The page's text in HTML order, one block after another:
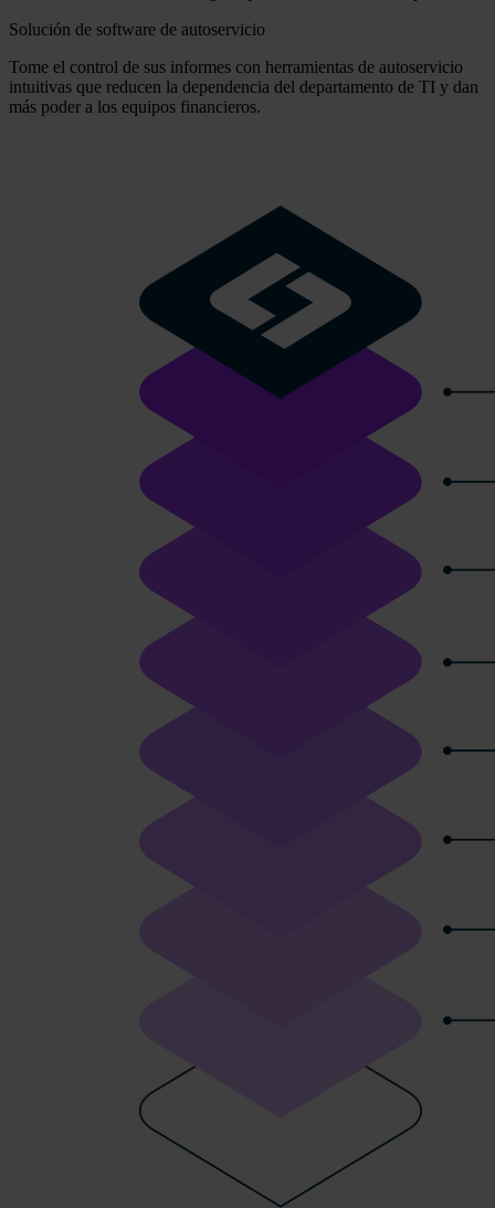
Solución de software de autoservicio
Tome el control de sus informes con herramientas de autoservicio
intuitivas que reducen la dependencia del departamento de TI y dan
más poder a los equipos financieros.